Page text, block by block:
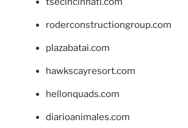
roderconstructiongroup.com
plazabatai.com
hawkscayresort.com
hellonquads.com
diarioanimales.com